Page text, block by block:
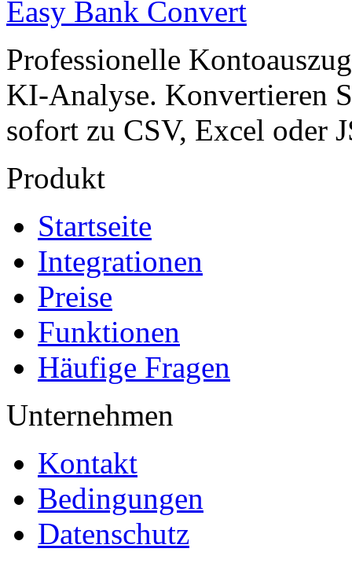
Easy Bank Convert
Professionelle
KI-Analyse. Konvertieren
sofort zu CSV, Excel oder
Produkt
Startseite
Integrationen
Preise
Funktionen
Häufige Fragen
Unternehmen
Kontakt
Bedingungen
Datenschutz